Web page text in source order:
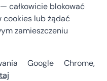
całkowicie blokować
cookies lub żądać
zamieszczeniu
Google Chrome,